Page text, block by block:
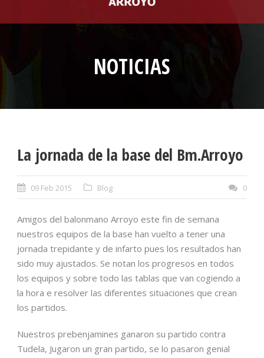
NOTICIAS
La jornada de la base del Bm.Arroyo
09 Feb 2015 Blog 0
Amigos del balonmano Arroyo este fin de semana
nuestros equipos de la base han vuelto a tener una
jornada trepidante y de infarto pues los resultados han
sido muy ajustados. Se notan los progresos en todos
los equipos y sobre todo las tablas que van cogiendo a
la hora e resolver las diferentes situaciones que crean
los partidos.
Nuestros prebenjamines ganaron su partido contra
Tudela, Jugaron un gran partido, se lo pasaron genial